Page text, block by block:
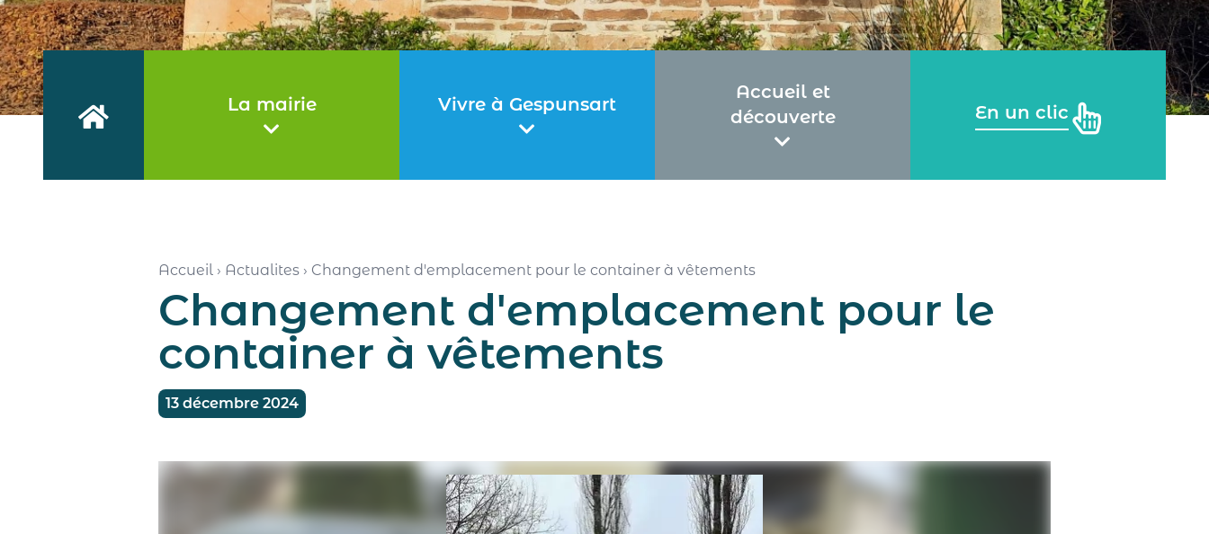
Accueil
La mairie Vivre à Gespunsart
Accueil et
découverte
En un clic
Accueil › Actualites › Changement d'emplacement pour le container à vêtements
Changement d'emplacement pour le
container à vêtements
13 décembre 2024